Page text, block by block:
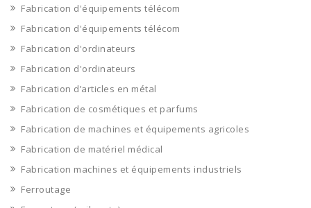
Fabrication d'équipements télécom
Fabrication d'équipements télécom
Fabrication d'ordinateurs
Fabrication d'ordinateurs
Fabrication d’articles en métal
Fabrication de cosmétiques et parfums
Fabrication de machines et équipements agricoles
Fabrication de matériel médical
Fabrication machines et équipements industriels
Ferroutage